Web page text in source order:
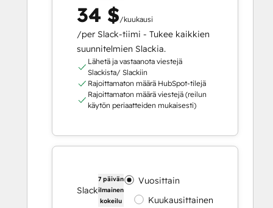
34 $/kuukausi
/per Slack-tiimi - Tukee kaikkien
suunnitelmien Slackia.
Lähetä ja vastaanota viestejä
Slackista/ Slackiin
Rajoittamaton määrä HubSpot-tilejä
Rajoittamaton määrä viestejä (reilun
käytön periaatteiden mukaisesti)
Slack
7 päivän
ilmainen
kokeilu
Vuosittain
Kuukausittainen